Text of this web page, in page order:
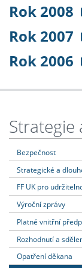
Rok 2008
Rok 2007
Rok 2006
Bezpečnost
Strategické a
FF UK pro
Výroční zprávy
Platné vnitřní
Rozhodnutí a
Opatření děkana